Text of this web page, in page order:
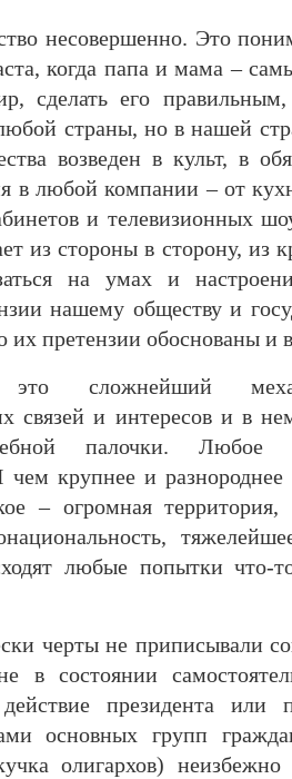
несовершенно. Это
когда папа и мама –
сделать его
страны, но в нашей
возведен в культ, в
в любой компании – от
и телевизионных
из стороны в сторону, из
на умах и
нашему обществу и
их претензии обоснованы
это сложнейший
связей и интересов и в
палочки. Любое
крупнее и разнороднее
– огромная
любые попытки
черты не приписывали
состоянии
президента или
основных групп
олигархов)